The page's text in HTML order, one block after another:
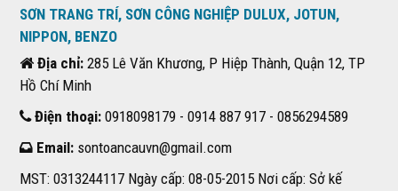
SƠN TRANG TRÍ, SƠN CÔNG NGHIỆP DULUX, JOTUN,
NIPPON, BENZO
Địa chỉ: 285 Lê Văn Khương, P Hiệp Thành, Quận 12, TP
Hồ Chí Minh
Điện thoại: 0918098179 - 0914 887 917 - 0856294589
Email: sontoancauvn@gmail.com
MST: 0313244117 Ngày cấp: 08-05-2015 Nơi cấp: Sở kế